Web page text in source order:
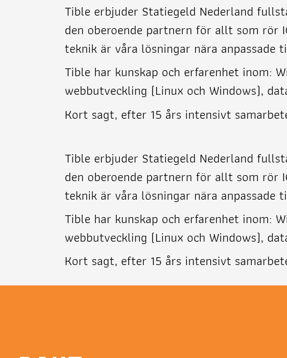
Tible erbjuder Statiegeld Nederland
den oberoende partnern för allt som rör
teknik är våra lösningar nära anpassade
Tible har kunskap och erfarenhet inom:
webbutveckling (Linux och Windows),
Kort sagt, efter 15 års intensivt
Tible erbjuder Statiegeld Nederland
den oberoende partnern för allt som rör
teknik är våra lösningar nära anpassade
Tible har kunskap och erfarenhet inom:
webbutveckling (Linux och Windows),
Kort sagt, efter 15 års intensivt